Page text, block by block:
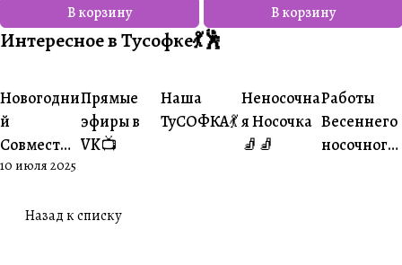
В корзину В корзину
Интересное в Тусофке💃🕺
#Совместники
Новогодни
й
Совместни
к🎄
10 июля 2025
#Житуха
Прямые
эфиры в
VK📺
#Совместники
Наша
ТуСОФКА💃
#Ваше
творчество
Неносочна
я Носочка
🧦🧦
#Ваше
Работы
Весеннего
носочного
Назад к списку